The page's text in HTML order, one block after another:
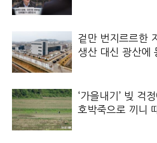
겉만 번지르르한
생산 대신 광산에
‘가을내기’ 빚 걱
호박죽으로 끼니